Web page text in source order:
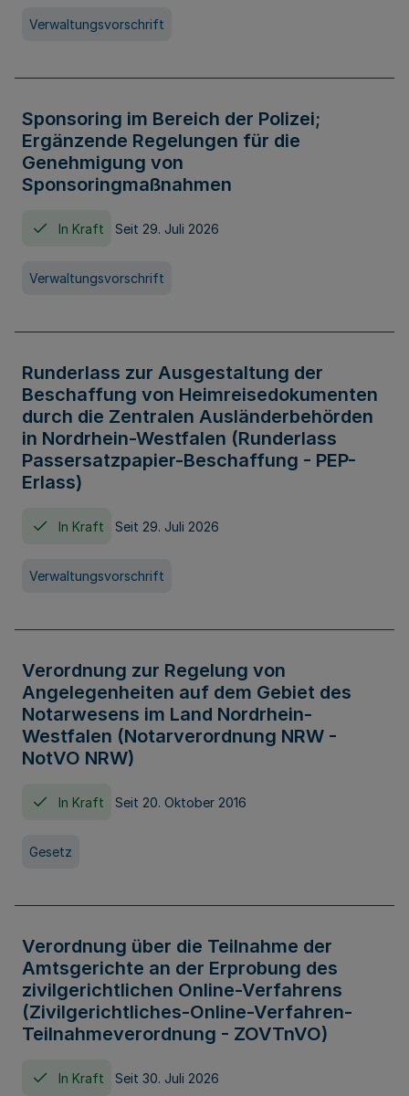
Verwaltungsvorschrift
Sponsoring im Bereich der Polizei;
Ergänzende Regelungen für die
Genehmigung von
Sponsoringmaßnahmen
In Kraft Seit 29. Juli 2026
Verwaltungsvorschrift
Runderlass zur Ausgestaltung der
Beschaffung von Heimreisedokumenten
durch die Zentralen Ausländerbehörden
in Nordrhein-Westfalen (Runderlass
Passersatzpapier-Beschaffung - PEP-
Erlass)
In Kraft Seit 29. Juli 2026
Verwaltungsvorschrift
Verordnung zur Regelung von
Angelegenheiten auf dem Gebiet des
Notarwesens im Land Nordrhein-
Westfalen (Notarverordnung NRW -
NotVO NRW)
In Kraft Seit 20. Oktober 2016
Gesetz
Verordnung über die Teilnahme der
Amtsgerichte an der Erprobung des
zivilgerichtlichen Online-Verfahrens
(Zivilgerichtliches-Online-Verfahren-
Teilnahmeverordnung - ZOVTnVO)
In Kraft Seit 30. Juli 2026